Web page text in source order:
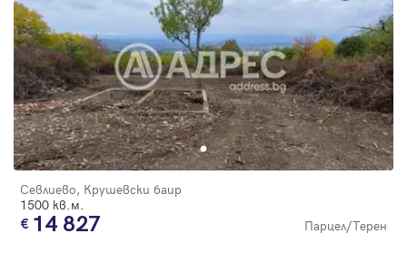
Севлиево, Крушевски баир
1500 кв.м.
14 827 Парцел/Терен